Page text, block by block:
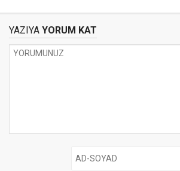
YAZIYA YORUM KAT